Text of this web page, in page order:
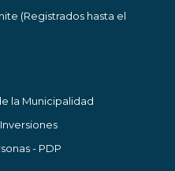
(Registrados hasta el
la Municipalidad
- PDP